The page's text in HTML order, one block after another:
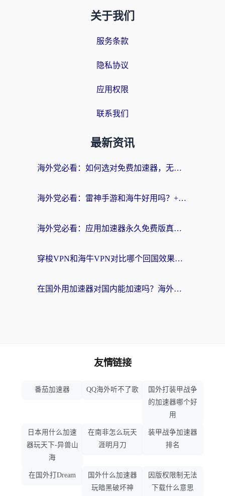
关于我们
服务条款
隐私协议
应用权限
联系我们
最新资讯
海外党必看：如何选对免费加速器，无缝访问国内资源不踩坑？
海外党必看：雷神手游和海牛好用吗？+3款热门加速器实测对比，附番茄加速器无缝回国指南
海外党必看：应用加速器永久免费版真的存在吗？教你选对回国加速器无缝刷国内资源
穿梭VPN和海牛VPN对比哪个回国效果更好？海外华人亲测3款热门加速器+避坑指南
在国外用加速器对国内能加速吗？海外党亲测有效的无缝访问指南
友情链接
番茄加速器 QQ海外听不了歌
国外打装甲战争
的加速器哪个好
用
日本用什么加速
器玩天下-异兽山
海
在南非怎么玩天
涯明月刀
装甲战争加速器
排名
在国外打Dream
国外什么加速器
玩暗黑破坏神
因版权限制无法
下载什么意思